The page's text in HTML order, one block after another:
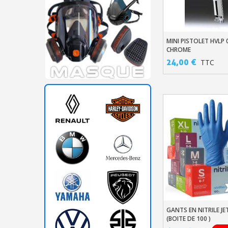
Ajouter Au
MINI PISTOLET HVLP
CHROME
24,00 € TTC
Ajouter Au
GANTS EN NITRILE
(BOITE DE 100 )